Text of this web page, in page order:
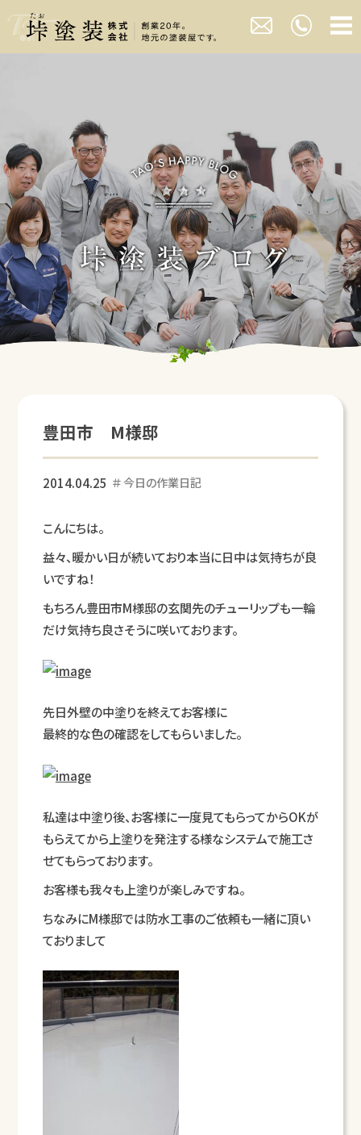
豊田市 M様邸
2014.04.25 今日の作業日記
こんにちは。
益々、暖かい日が続いており本当に日中は気持ちが良
いですね！
もちろん豊田市M様邸の玄関先のチューリップも一輪
だけ気持ち良さそうに咲いております。
先日外壁の中塗りを終えてお客様に
最終的な色の確認をしてもらいました。
私達は中塗り後、お客様に一度見てもらってからOKが
もらえてから上塗りを発注する様なシステムで施工さ
せてもらっております。
お客様も我々も上塗りが楽しみですね。
ちなみにM様邸では防水工事のご依頼も一緒に頂い
ておりまして